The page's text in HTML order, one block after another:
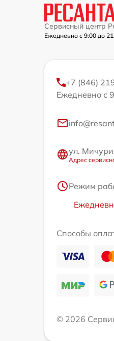
Сервисный центр
Ежедневно с 9:00 до
+7 (846)
Ежедневно с
ул.
Адрес
Режим
Способы
© 2026